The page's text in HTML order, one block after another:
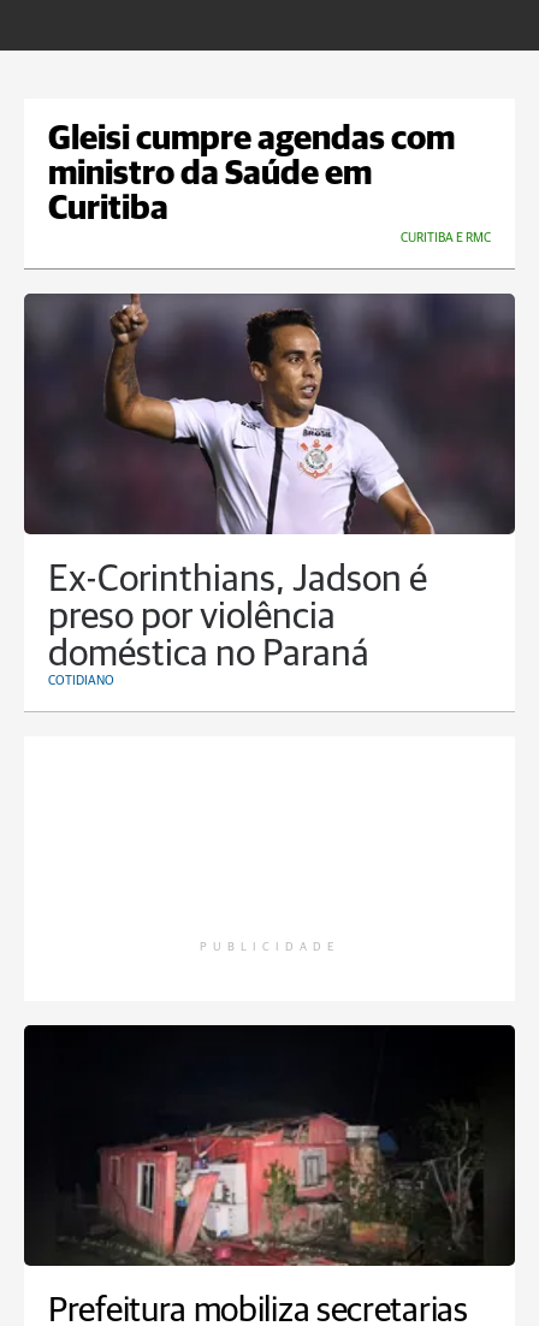
Gleisi cumpre agendas com
ministro da Saúde em
Curitiba
CURITIBA E RMC
Ex-Corinthians, Jadson é
preso por violência
doméstica no Paraná
COTIDIANO
PUBLICIDADE
Prefeitura mobiliza secretarias